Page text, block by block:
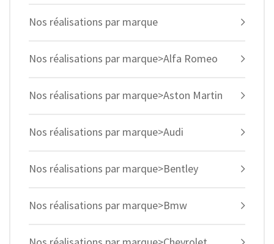
Nos réalisations par marque
Nos réalisations par marque>Alfa Romeo
Nos réalisations par marque>Aston Martin
Nos réalisations par marque>Audi
Nos réalisations par marque>Bentley
Nos réalisations par marque>Bmw